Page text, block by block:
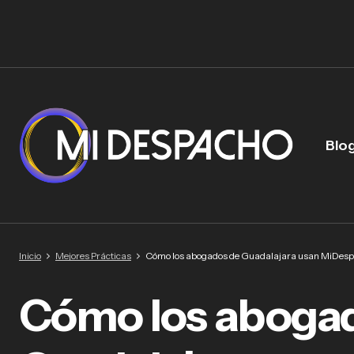
Inicio Mejores Prácticas Cómo los abogados de Guadalajara usan
Cómo los